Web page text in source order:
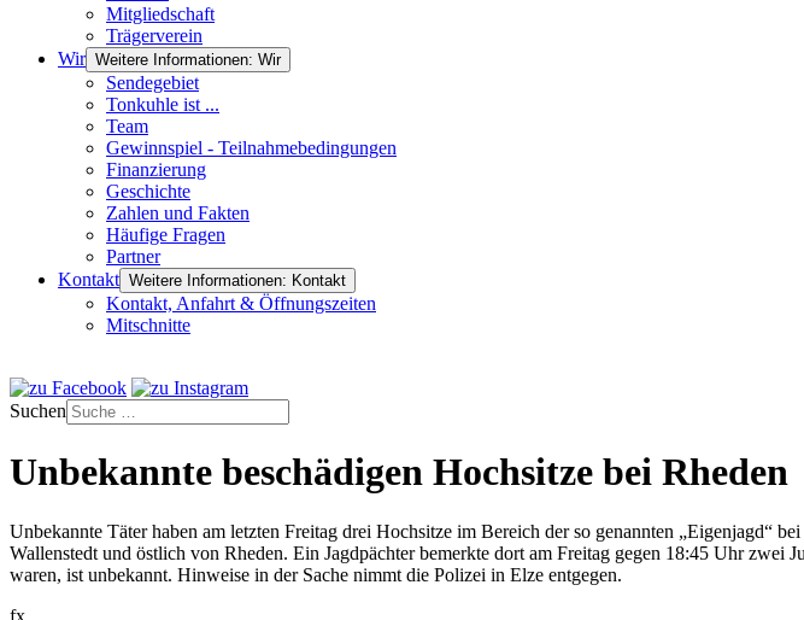
Mitgliedschaft
Trägerverein
Wir Weitere Informationen: Wir
Sendegebiet
Tonkuhle ist ...
Team
Gewinnspiel - Teilnahmebedingungen
Finanzierung
Geschichte
Zahlen und Fakten
Häufige Fragen
Partner
Kontakt Weitere Informationen: Kontakt
Kontakt, Anfahrt & Öffnungszeiten
Mitschnitte
Suchen
Unbekannte beschädigen Hochsitze bei Rheden
Unbekannte Täter haben am letzten Freitag drei Hochsitze im Bereich der so genannten „Eigenjagd“
Wallenstedt und östlich von Rheden. Ein Jagdpächter bemerkte dort am Freitag gegen 18:45 Uhr
waren, ist unbekannt. Hinweise in der Sache nimmt die Polizei in Elze entgegen.
fx